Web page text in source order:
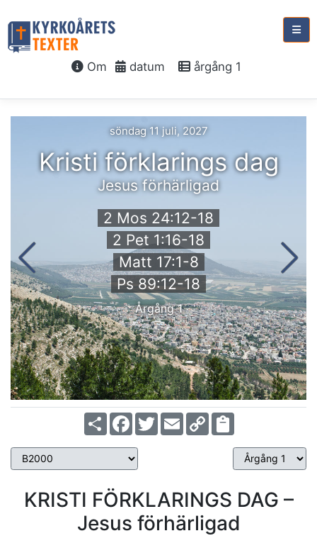
Om datum årgång 1
söndag 11 juli, 2027
Kristi förklarings dag
Jesus förhärligad
2 Mos 24:12-18
2 Pet 1:16-18
Matt 17:1-8
Ps 89:12-18
Årgång 1
ShareFacebook
TwitterEmailCopy
Link
KRISTI FÖRKLARINGS DAG –
Jesus förhärligad